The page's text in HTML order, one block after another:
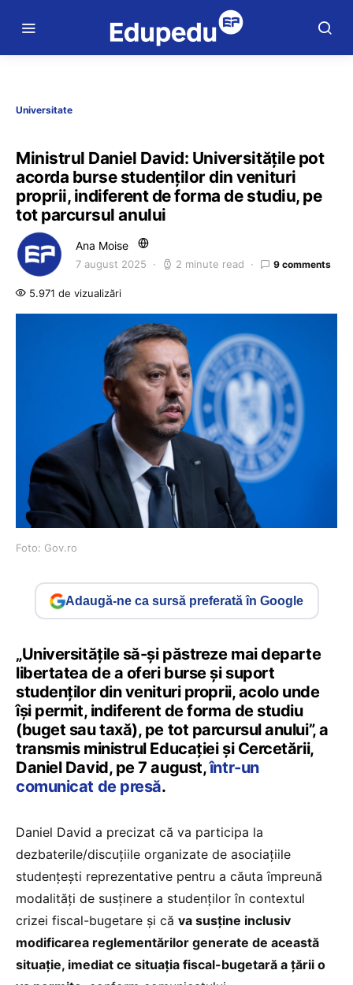
Universitate
Ministrul Daniel David: Universitățile pot
acorda burse studenților din venituri
proprii, indiferent de forma de studiu, pe
tot parcursul anului
Ana Moise
7 august 2025 2 minute read 9 comments
5.971 de vizualizări
Foto: Gov.ro
Adaugă-ne ca sursă preferată în Google
„Universitățile să-și păstreze mai departe
libertatea de a oferi burse și suport
studenților din venituri proprii, acolo unde
își permit, indiferent de forma de studiu
(buget sau taxă), pe tot parcursul anului”, a
transmis ministrul Educației și Cercetării,
Daniel David, pe 7 august,într-un
comunicat de presă.
Daniel David a precizat că va participa la
dezbaterile/discuțiile organizate de asociațiile
studențești reprezentative pentru a căuta împreună
modalități de susținere a studenților în contextul
crizei fiscal-bugetare și că va susține inclusiv
modificarea reglementărilor generate de această
situație, imediat ce situația fiscal-bugetară a țării o